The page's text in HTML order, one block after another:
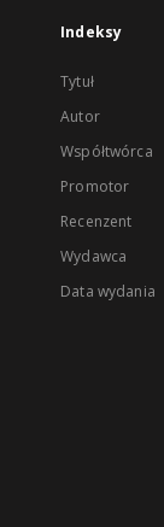
Indeksy
Tytuł
Autor
Współtwórca
Promotor
Recenzent
Wydawca
Data wydania